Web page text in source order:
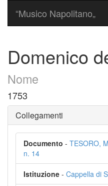
“Musico Napolitano„
Domenico
Nome
1753
Collegamenti
Documento - TESORO,
n. 14
Istituzione - Cappella di